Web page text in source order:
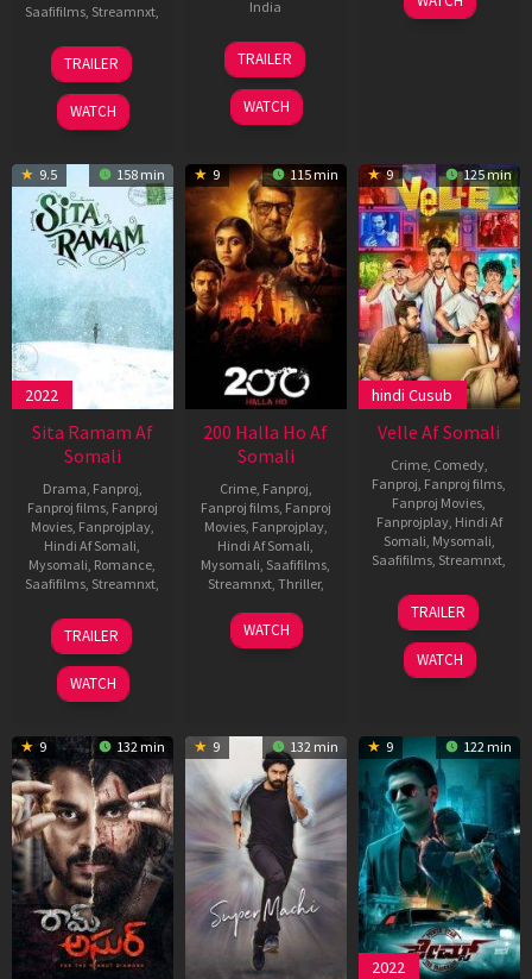
Saafifilms Streamnxt
06
Mar
2026
TRAILER
WATCH
India
8
May
2026
Ravi
Babu
TRAILER
WATCH
Dec
9.5 158 min
2022
Sita Ramam Af
Somali
Drama Fanproj
Fanproj films, Fanproj
Movies, Fanprojplay,
Hindi Af Somali
Mysomali Romance
Saafifilms Streamnxt
5
Aug
2022
Hanu
Raghavapudi
TRAILER
WATCH
9 115 min
200 Halla Ho Af
Somali
Crime, Fanproj
Fanproj films, Fanproj
Movies, Fanprojplay,
Hindi Af Somali
Mysomali Saafifilms
Streamnxt, Thriller,
20
Aug
Sarthak
Dasgupta
WATCH
9 125 min
hindi Cusub
Velle Af Somali
Crime, Comedy,
Fanproj Fanproj films
Fanproj Movies
Fanprojplay, Hindi Af
Somali Mysomali
Saafifilms Streamnxt
9
Dec
2021
Deven
Munjal
TRAILER
WATCH
9 132 min 9 132 min 9 122 min
2022